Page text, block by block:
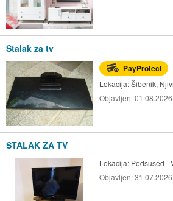
Stalak za tv
PayProtect
Lokacija:Šibenik,
Objavljen:01.08.2026.
STALAK ZA TV
Lokacija: Podsused -
Objavljen:31.07.2026.